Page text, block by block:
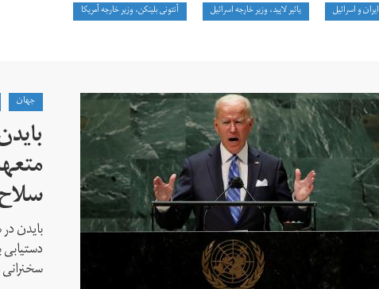
ایران و اسرائیل یائیر لاپید، وزیر خارجه اسرائيل آنتونی بلینکن، وزیر خارجه آمریکا
جهان
بایدن